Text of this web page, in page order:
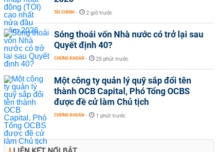
TÀI CHÍNH - 2 giờ trước
Sóng thoái vốn Nhà nước có trở lại sau
Quyết định 40?
CHỨNG KHOÁN - 25 phút trước
Một công ty quản lý quỹ sắp đổi tên
thành OCB Capital, Phó Tổng OCBS
được đề cử làm Chủ tịch
CHỨNG KHOÁN - 1 phút trước